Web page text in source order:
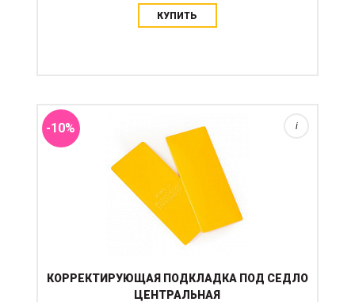
КУПИТЬ
-10%
КОРРЕКТИРУЮЩАЯ ПОДКЛАДКА ПОД СЕДЛО
ЦЕНТРАЛЬНАЯ
i